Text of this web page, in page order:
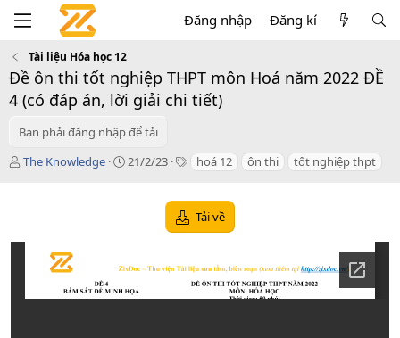
Đăng nhập Đăng kí
Tài liệu Hóa học 12
Đề ôn thi tốt nghiệp THPT môn Hoá năm 2022 ĐỀ
4 (có đáp án, lời giải chi tiết)
Bạn phải đăng nhập để tải
T
ả
The Knowledge
C
n
d
21/2/23
T hoá 12 ôn thi tốt nghiệp thpt
Tải về